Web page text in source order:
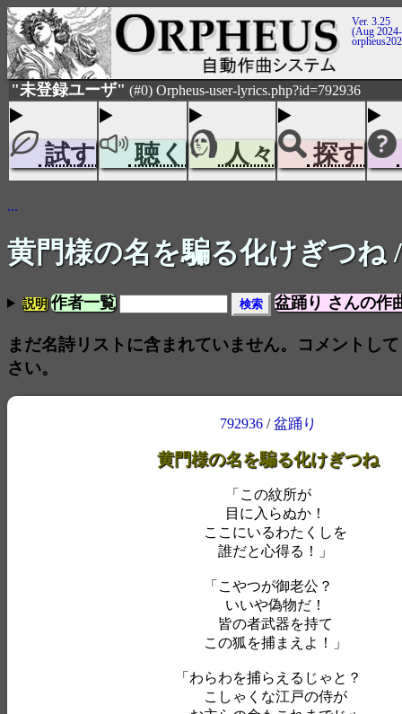
Ver. 3.25
(Aug
"未登録ユーザ" (#0) Orpheus-user-lyrics.php?id=792936
試す 聴く 人々 探す
...
黄門様の名を騙る化けぎつね
説明 作者一覧 盆踊り さんの作
まだ名詩リストに含まれていません。コメントし
さい。
792936/盆踊り
黄門様の名を騙る化けぎつね
「この紋所が
目に入らぬか！
ここにいるわたくしを
誰だと心得る！」
「こやつが御老公？
いいや偽物だ！
皆の者武器を持て
この狐を捕まえよ！」
「わらわを捕らえるじゃと？
こしゃくな江戸の侍が